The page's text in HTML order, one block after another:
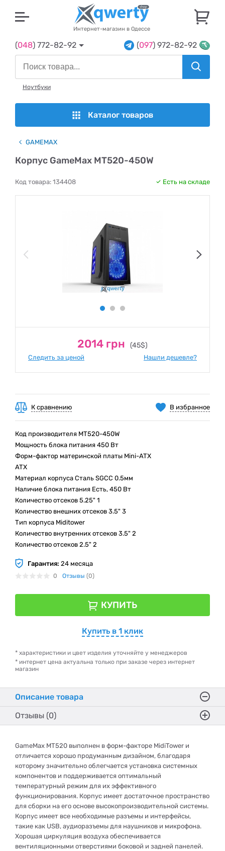
Интернет-магазин в Одессе
(048) 772-82-92 (097) 972-82-92
Ноутбуки
Каталог товаров
GAMEMAX
Корпус GameMax MT520-450W
Код товара: 134408 Есть на складе
2014 грн (45$)
Следить за ценой Нашли дешевле?
В избранное
К сравнению
Код производителя MT520-450W
Мощность блока питания 450 Вт
Форм-фактор материнской платы Mini-ATX
ATX
Материал корпуса Сталь SGCC 0.5мм
Наличие блока питания Есть, 450 Вт
Количество отсеков 5.25" 1
Количество внешних отсеков 3.5" 3
Тип корпуса Miditower
Количество внутренних отсеков 3.5" 2
Количество отсеков 2.5" 2
Гарантия: 24 месяца
0 Отзывы (0)
КУПИТЬ
Купить в 1 клик
* характеристики и цвет изделия уточняйте у менеджеров
* интернет цена актуальна только при заказе через интернет
магазин
Описание товара
Отзывы (0)
GameMax MT520 выполнен в форм-факторе MidiTower и
отличается хорошо продуманным дизайном, благодаря
которому значительно облегчается установка системных
компонентов и поддерживается оптимальный
температурный режим для их эффективного
функционирования. Корпус имеет достаточное пространство
для сборки на его основе высокопроизводительной системы.
Корпус имеет все необходимые разъемы и интерфейсы,
такие как USB, аудиоразъемы для наушников и микрофона.
Хорошая циркуляция воздуха обеспечивается
вентиляционными отверстиями боковой и задней панелей.